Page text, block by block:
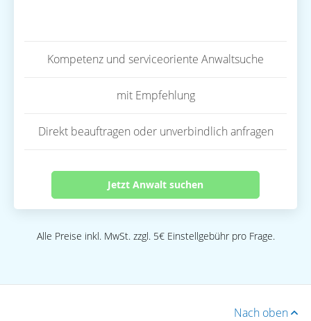
Kompetenz und serviceoriente Anwaltsuche
mit Empfehlung
Direkt beauftragen oder unverbindlich anfragen
Jetzt Anwalt suchen
Alle Preise inkl. MwSt. zzgl. 5€ Einstellgebühr pro Frage.
Nach oben